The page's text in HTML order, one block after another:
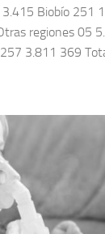
Biobío 251
regiones 05
3.811 369